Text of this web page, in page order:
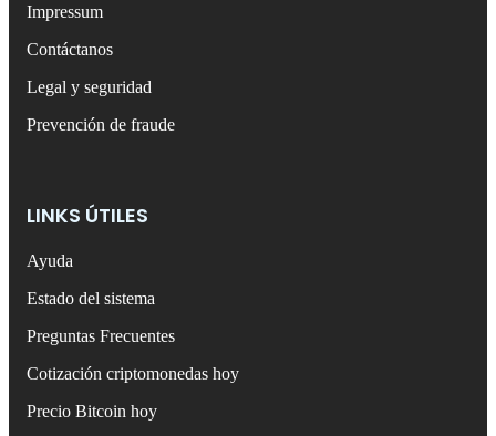
Impressum
Contáctanos
Legal y seguridad
Prevención de fraude
LINKS ÚTILES
Ayuda
Estado del sistema
Preguntas Frecuentes
Cotización criptomonedas hoy
Precio Bitcoin hoy